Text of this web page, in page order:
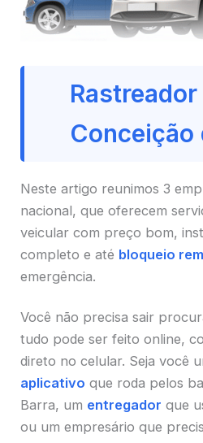
Conceição
Neste artigo reunimos 3
nacional, que oferecem
veicular com preço bom,
completo e até bloqueio
emergência.
Você não precisa sair
tudo pode ser feito online,
direto no celular. Seja você
aplicativo que roda pelos
Barra, um entregador que
ou um empresário que